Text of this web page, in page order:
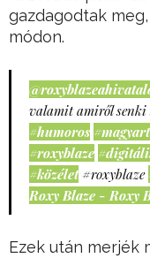
gazdagodtak
módon.
valamit amiről senki
#humoros
#roxyblaze
#közélet #roxyblaze
Roxy Blaze - Roxy
Ezek után merjék